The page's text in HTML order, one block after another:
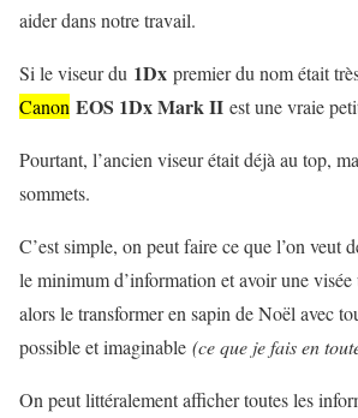
aider dans notre travail.
Si le viseur du 1Dx premier du nom était
Canon EOS 1Dx Mark II est une vraie
Pourtant, l’ancien viseur était déjà au top,
sommets.
C’est simple, on peut faire ce que l’on veut
le minimum d’information et avoir une
alors le transformer en sapin de Noël avec
possible et imaginable (ce que je fais en
On peut littéralement afficher toutes les